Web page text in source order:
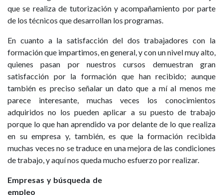
que se realiza de tutorización y acompañamiento por parte
de los técnicos que desarrollan los programas.
En cuanto a la satisfacción del dos trabajadores con la
formación que impartimos, en general, y con un nivel muy alto,
quienes pasan por nuestros cursos demuestran gran
satisfacción por la formación que han recibido; aunque
también es preciso señalar un dato que a mí al menos me
parece interesante, muchas veces los conocimientos
adquiridos no los pueden aplicar a su puesto de trabajo
porque lo que han aprendido va por delante de lo que realiza
en su empresa y, también, es que la formación recibida
muchas veces no se traduce en una mejora de las condiciones
de trabajo, y aquí nos queda mucho esfuerzo por realizar.
Empresas y búsqueda de
empleo